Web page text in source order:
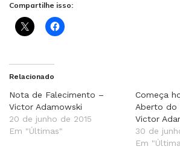
Compartilhe isso:
Relacionado
Nota de Falecimento –
Victor Adamowski
20 de junho de 2015
Em "Últimas"
Começa
Aberto do
Victor
30 de
Em